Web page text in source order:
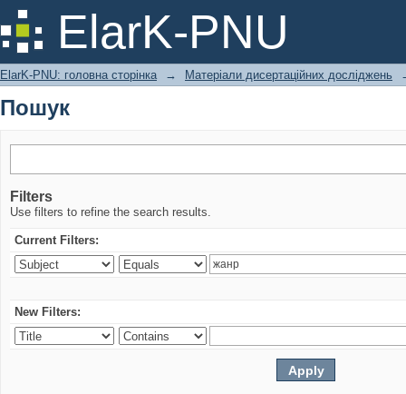
ElarK-PNU
Пошук
ElarK-PNU: головна сторінка → Матеріали дисертаційних досліджень
Пошук
Filters
Use filters to refine the search results.
Current Filters:
New Filters: